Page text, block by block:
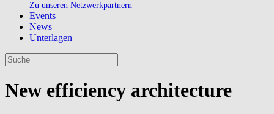
Zu unseren Netzwerkpartnern
Events
News
Unterlagen
New efficiency architecture